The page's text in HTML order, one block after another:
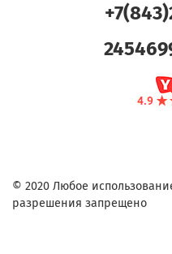
© 2020 Любое
разрешения запрещено